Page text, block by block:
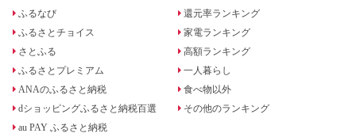
ふるなび
ふるさとチョイス
さとふる
ふるさとプレミアム
ANAのふるさと納税
dショッピングふるさと納税百選
au PAY ふるさと納税
還元率ランキング
家電ランキング
高額ランキング
一人暮らし
食べ物以外
その他のランキング